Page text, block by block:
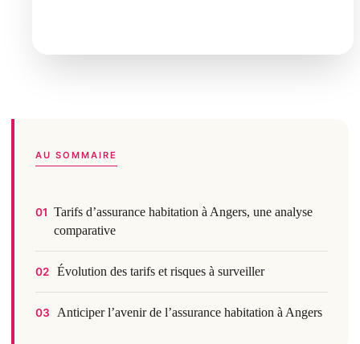
AU SOMMAIRE
01 Tarifs d’assurance habitation à Angers, une analyse
comparative
02 Évolution des tarifs et risques à surveiller
03 Anticiper l’avenir de l’assurance habitation à Angers